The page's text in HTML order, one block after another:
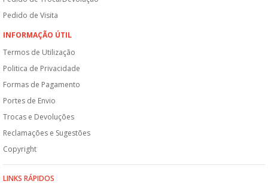
Pedido de Visita
INFORMAÇÃO ÚTIL
Termos de Utilização
Politica de Privacidade
Formas de Pagamento
Portes de Envio
Trocas e Devoluções
Reclamações e Sugestões
Copyright
LINKS RÁPIDOS